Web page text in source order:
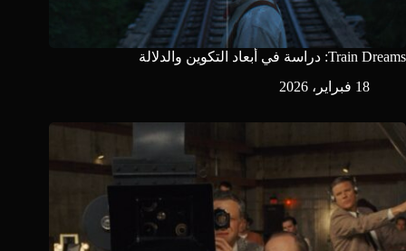
Train Dreams: دراسة في أبعاد التكوين والدلالة
18 فبراير، 2026